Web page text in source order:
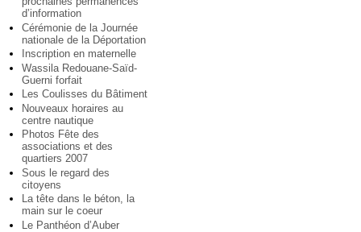
d’information
Cérémonie de la Journée
nationale de la Déportation
Inscription en maternelle
Wassila Redouane-Saïd-
Guerni forfait
Les Coulisses du Bâtiment
Nouveaux horaires au
centre nautique
Photos Fête des
associations et des
quartiers 2007
Sous le regard des
citoyens
La tête dans le béton, la
main sur le coeur
Le Panthéon d’Auber